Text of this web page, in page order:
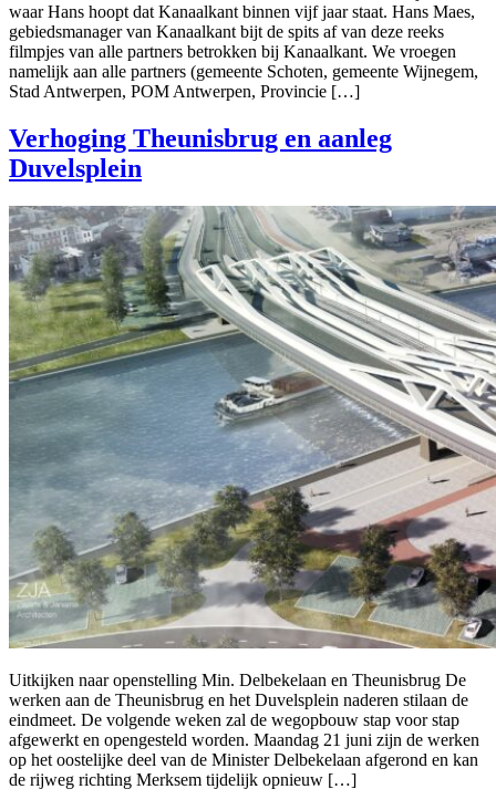
waar Hans hoopt dat Kanaalkant binnen vijf jaar staat. Hans Maes,
gebiedsmanager van Kanaalkant bijt de spits af van deze reeks
filmpjes van alle partners betrokken bij Kanaalkant. We vroegen
namelijk aan alle partners (gemeente Schoten, gemeente Wijnegem,
Stad Antwerpen, POM Antwerpen, Provincie […]
Verhoging Theunisbrug en aanleg
Duvelsplein
Uitkijken naar openstelling Min. Delbekelaan en Theunisbrug De
werken aan de Theunisbrug en het Duvelsplein naderen stilaan de
eindmeet. De volgende weken zal de wegopbouw stap voor stap
afgewerkt en opengesteld worden. Maandag 21 juni zijn de werken
op het oostelijke deel van de Minister Delbekelaan afgerond en kan
de rijweg richting Merksem tijdelijk opnieuw […]